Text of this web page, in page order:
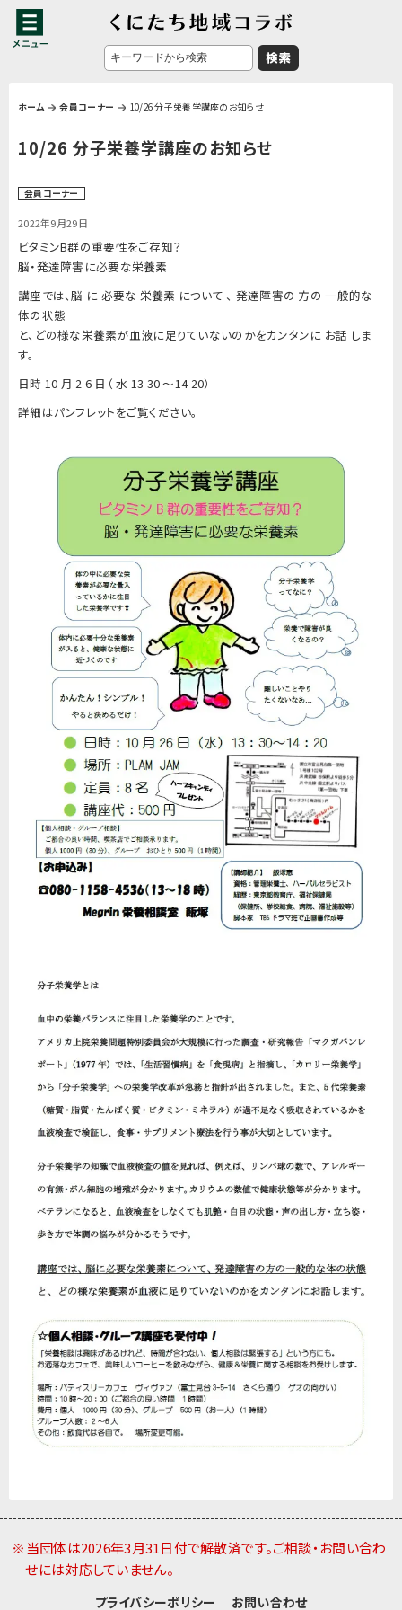
ホーム 会員コーナー 10/26 分子栄養学講座のお知らせ
10/26 分子栄養学講座のお知らせ
会員コーナー
2022年9月29日
ビタミンB群の重要性をご存知？
脳・発達障害に必要な栄養素
講座では、脳 に 必要な 栄養素 について 、 発達障害の 方の 一般的な
体の状態
と、どの様な栄養素が血液に足りていないのかをカンタンに お話 しま
す。
日時 10 月 2 6 日（ 水 13 30 ～14 20）
詳細はパンフレットをご覧ください。
※当団体は2026年3月31日付で解散済です。ご相談・お問い合わ
せには対応していません。
プライバシーポリシー お問い合わせ